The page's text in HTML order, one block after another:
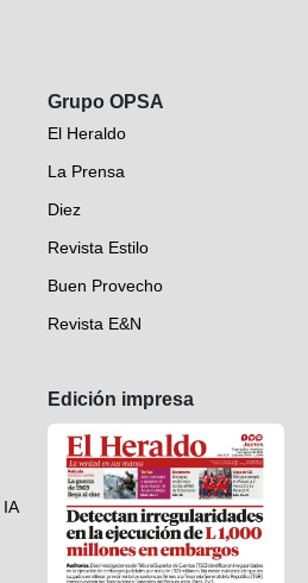
Grupo OPSA
El Heraldo
La Prensa
Diez
Revista Estilo
Buen Provecho
Revista E&N
IA
Edición impresa